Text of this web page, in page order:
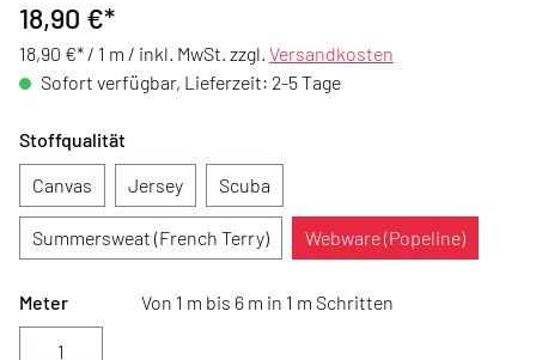
18,90 €*
18,90 €* / 1 m / inkl. MwSt. zzgl. Versandkosten
Sofort verfügbar, Lieferzeit: 2-5 Tage
Stoffqualität
Canvas
Jersey Scuba
Summersweat (French Terry) Webware (Popeline)
Meter Von 1 m bis 6 m in 1 m Schritten